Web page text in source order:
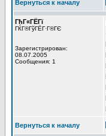
Вернуться к началу
ГћГ«ГЁГї
ГЌГ®ГўГЁГ·Г®ГЄ
Зарегистрирован:
08.07.2005
Сообщения: 1
Вернуться к началу